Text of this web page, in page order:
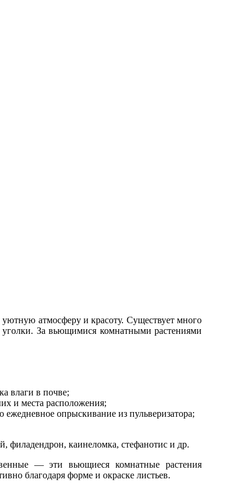
атмосферу и красоту. Существует много
За вьющимися комнатными растениями
влаги в почве;
и места расположения;
опрыскивание из пульверизатора;
каинеломка, стефанотис и др.
— эти вьющиеся комнатные растения
благодаря форме и окраске листьев.